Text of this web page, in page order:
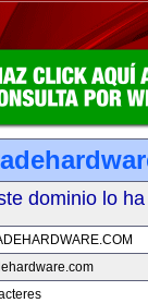
dominio lo